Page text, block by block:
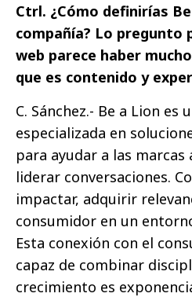
Ctrl. ¿Cómo definirías
compañía? Lo pregunto
web parece haber
que es contenido y
C. Sánchez.- Be a Lion es
especializada en
para ayudar a las
liderar conversaciones.
impactar, adquirir
consumidor en un
Esta conexión con el
capaz de combinar
crecimiento es